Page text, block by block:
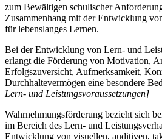
zum Bewältigen schulischer
Zusammenhang mit der Entwicklung
für lebenslanges Lernen.
Bei der Entwicklung von Lern- und
erlangt die Förderung von Motivation,
Erfolgszuversicht, Aufmerksamkeit,
Durchhaltevermögen eine besondere
Lern- und Leistungsvoraussetzungen]
Wahrnehmungsförderung bezieht sich
im Bereich des Lern- und
Entwicklung von visuellen, auditiven,